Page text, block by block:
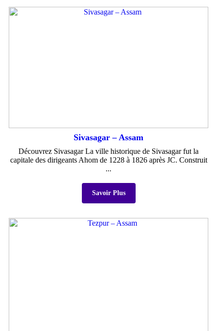
Sivasagar – Assam
Découvrez Sivasagar La ville historique de Sivasagar fut la
capitale des dirigeants Ahom de 1228 à 1826 après JC. Construit
...
Savoir Plus